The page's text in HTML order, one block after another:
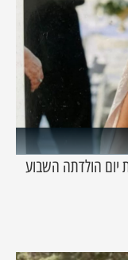
הולדתה השבוע